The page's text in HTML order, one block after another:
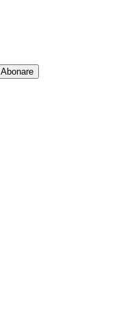
Abonare